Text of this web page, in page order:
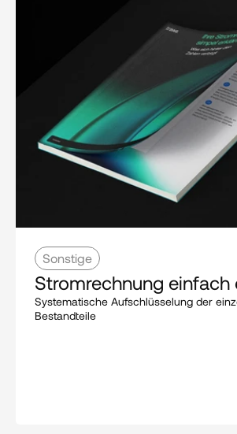
Sonstige
Stromrechnung einfach
Systematische Aufschlüsselung der
Bestandteile